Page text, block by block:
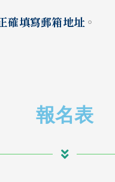
確填寫郵箱地址 。
報名表